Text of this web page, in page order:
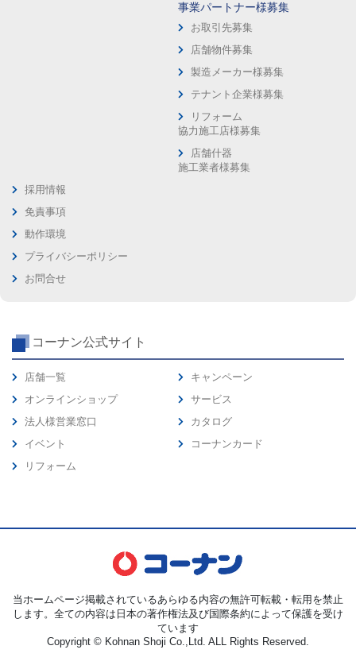
事業パートナー様募集
お取引先募集
店舗物件募集
製造メーカー様募集
テナント企業様募集
リフォーム
協力施工店様募集
店舗什器
施工業者様募集
採用情報
免責事項
動作環境
プライバシーポリシー
お問合せ
コーナン公式サイト
店舗一覧
オンラインショップ
法人様営業窓口
イベント
リフォーム
キャンペーン
サービス
カタログ
コーナンカード
当ホームページ掲載されているあらゆる内容の無許可転載・転用を禁止
します。全ての内容は日本の著作権法及び国際条約によって保護を受け
ています
Copyright © Kohnan Shoji Co.,Ltd. ALL Rights Reserved.